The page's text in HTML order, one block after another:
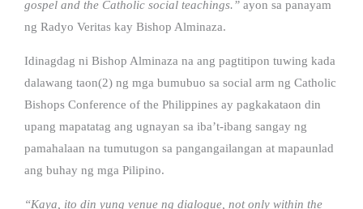
gospel and the Catholic social teachings.” ayon sa panayam
ng Radyo Veritas kay Bishop Alminaza.
Idinagdag ni Bishop Alminaza na ang pagtitipon tuwing kada
dalawang taon(2) ng mga bumubuo sa social arm ng Catholic
Bishops Conference of the Philippines ay pagkakataon din
upang mapatatag ang ugnayan sa iba’t-ibang sangay ng
pamahalaan na tumutugon sa pangangailangan at mapaunlad
ang buhay ng mga Pilipino.
“Kaya, ito din yung venue ng dialogue, not only within the